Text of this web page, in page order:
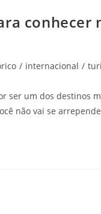
conhecer
/ internacional /
ser um dos destinos
não vai se